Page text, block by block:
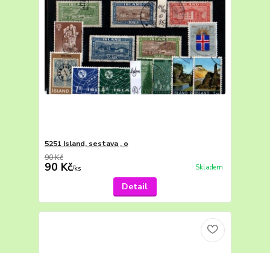
5251 Island, sestava , o
90 Kč
90 Kč/ks Skladem
Detail